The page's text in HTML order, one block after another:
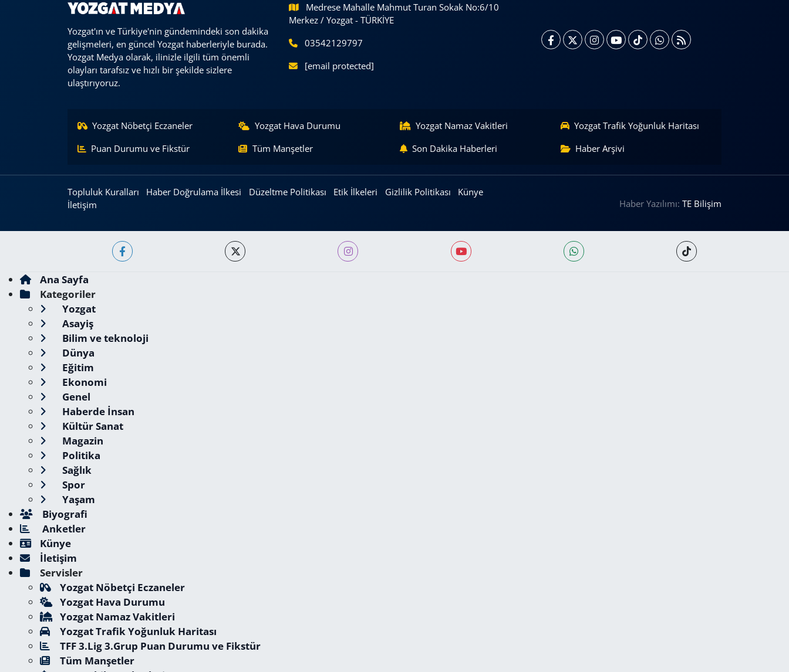
Yozgat'ın ve Türkiye'nin gündemindeki son dakika
gelişmeleri, en güncel Yozgat haberleriyle burada.
Yozgat Medya olarak, ilinizle ilgili tüm önemli
olayları tarafsız ve hızlı bir şekilde sizlere
ulaştırıyoruz.
Medrese Mahalle Mahmut Turan Sokak No:6/10
Merkez / Yozgat - TÜRKİYE
03542129797
[email protected]
Yozgat Nöbetçi Eczaneler Yozgat Hava Durumu Yozgat Namaz Vakitleri
Yozgat Trafik Yoğunluk Haritası
Puan Durumu ve Fikstür
Tüm Manşetler Son Dakika Haberleri Haber Arşivi
Topluluk Kuralları Haber Doğrulama İlkesi Düzeltme Politikası Etik İlkeleri Gizlilik Politikası
Künye
İletişim
Haber Yazılımı:TE Bilişim
Ana Sayfa
Kategoriler
Yozgat
Asayiş
Bilim ve teknoloji
Dünya
Eğitim
Ekonomi
Genel
Haberde İnsan
Kültür Sanat
Magazin
Politika
Sağlık
Spor
Yaşam
Biyografi
Anketler
Künye
İletişim
Servisler
Yozgat Nöbetçi Eczaneler
Yozgat Hava Durumu
Yozgat Namaz Vakitleri
Yozgat Trafik Yoğunluk Haritası
TFF 3.Lig 3.Grup Puan Durumu ve Fikstür
Tüm Manşetler